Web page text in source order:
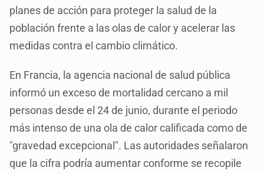
planes de acción para proteger la salud de la
población frente a las olas de calor y acelerar las
medidas contra el cambio climático.
En Francia, la agencia nacional de salud pública
informó un exceso de mortalidad cercano a mil
personas desde el 24 de junio, durante el periodo
más intenso de una ola de calor calificada como de
"gravedad excepcional". Las autoridades señalaron
que la cifra podría aumentar conforme se recopile